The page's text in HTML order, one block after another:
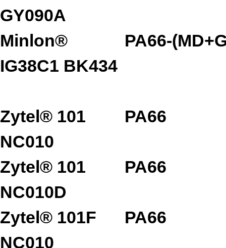
GY090A
Minlon®
IG38C1 BK434
PA66-
Zytel® 101
NC010
PA66
Zytel® 101
NC010D
PA66
Zytel® 101F
NC010
PA66